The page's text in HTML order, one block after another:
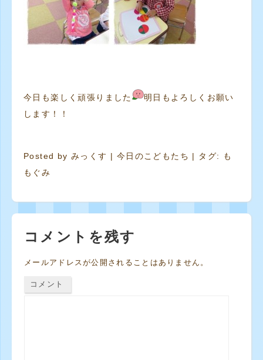
今日も楽しく頑張りました
明日もよろしくお願い
します！！
Posted byみっくす | 今日のこどもたち | タグ:
も
もぐみ
コメントを残す
メールアドレスが公開されることはありません。
コメント